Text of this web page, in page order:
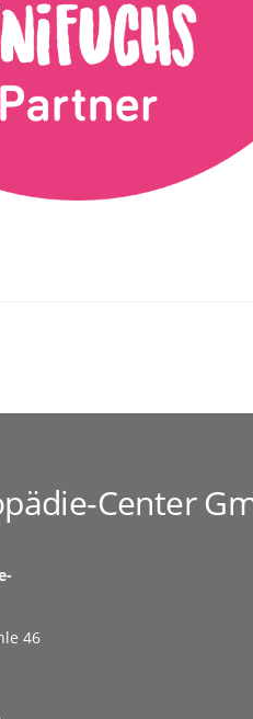
Center
46